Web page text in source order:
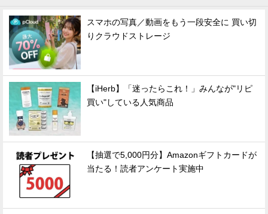
スマホの写真／動画をもう一段安全に 買い切
りクラウドストレージ
【iHerb】「迷ったらこれ！」みんなが"リピ
買い"している人気商品
【抽選で5,000円分】Amazonギフトカードが
当たる！読者アンケート実施中